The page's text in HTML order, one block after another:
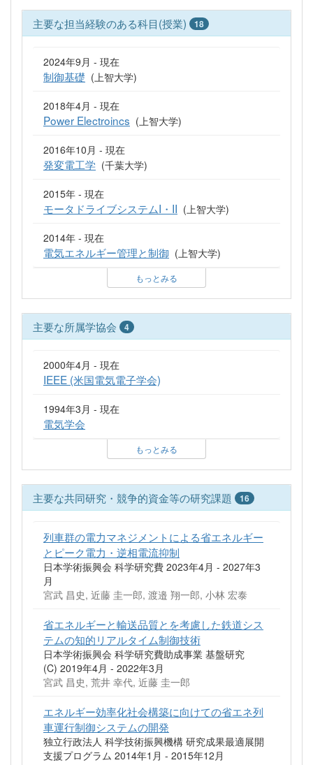
主要な担当経験のある科目(授業) 18
2024年9月 - 現在
制御基礎 (上智大学)
2018年4月 - 現在
Power Electroincs (上智大学)
2016年10月 - 現在
発変電工学 (千葉大学)
2015年 - 現在
モータドライブシステムI・II (上智大学)
2014年 - 現在
電気エネルギー管理と制御 (上智大学)
もっとみる
主要な所属学協会 4
2000年4月 - 現在
IEEE (米国電気電子学会)
1994年3月 - 現在
電気学会
もっとみる
主要な共同研究・競争的資金等の研究課題 16
列車群の電力マネジメントによる省エネルギー
とピーク電力・逆相電流抑制
日本学術振興会 科学研究費 2023年4月 - 2027年3
月
宮武 昌史, 近藤 圭一郎, 渡邉 翔一郎, 小林 宏泰
省エネルギーと輸送品質とを考慮した鉄道シス
テムの知的リアルタイム制御技術
日本学術振興会 科学研究費助成事業 基盤研究
(C) 2019年4月 - 2022年3月
宮武 昌史, 荒井 幸代, 近藤 圭一郎
エネルギー効率化社会構築に向けての省エネ列
車運行制御システムの開発
独立行政法人 科学技術振興機構 研究成果最適展開
支援プログラム 2014年1月 - 2015年12月